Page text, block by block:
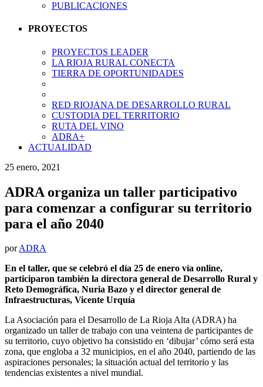
PUBLICACIONES
PROYECTOS
PROYECTOS LEADER
LA RIOJA RURAL CONECTA
TIERRA DE OPORTUNIDADES
RED RIOJANA DE DESARROLLO RURAL
CUSTODIA DEL TERRITORIO
RUTA DEL VINO
ADRA+
ACTUALIDAD
25 enero, 2021
ADRA organiza un taller participativo
para comenzar a configurar su territorio
para el año 2040
porADRA
En el taller, que se celebró el día 25 de enero vía online,
participaron también la directora general de Desarrollo Rural y
Reto Demográfica, Nuria Bazo y el director general de
Infraestructuras, Vicente Urquía
La Asociación para el Desarrollo de La Rioja Alta (ADRA) ha
organizado un taller de trabajo con una veintena de participantes de
su territorio, cuyo objetivo ha consistido en ‘dibujar’ cómo será esta
zona, que engloba a 32 municipios, en el año 2040, partiendo de las
aspiraciones personales; la situación actual del territorio y las
tendencias existentes a nivel mundial.